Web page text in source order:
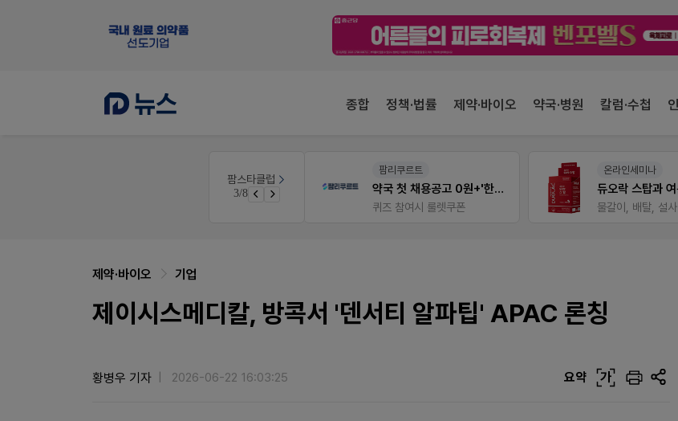
종합 정책·법률 제약·바이오 약국·병원 칼럼·수첩
팜스타클럽
3/8 우리 가족 다양한 상처엔 비아핀!
팜리쿠르트
약국 첫 채용공고 0원+'한번 더' 무료 연장
퀴즈 참여시 룰렛쿠폰
온라인세미나
제약·바이오 기업
제이시스메디칼, 방콕서 '덴서티 알파팁' APAC 론칭
황병우 기자 2026-06-22 16:03:25 요약 가